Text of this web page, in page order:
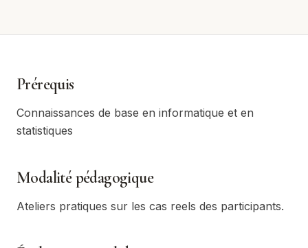
Prérequis
Connaissances de base en informatique et en
statistiques
Modalité pédagogique
Ateliers pratiques sur les cas reels des participants.